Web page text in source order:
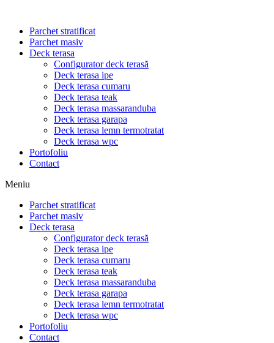
Parchet stratificat
Parchet masiv
Deck terasa
Configurator deck terasă
Deck terasa ipe
Deck terasa cumaru
Deck terasa teak
Deck terasa massaranduba
Deck terasa garapa
Deck terasa lemn termotratat
Deck terasa wpc
Portofoliu
Contact
Meniu
Parchet stratificat
Parchet masiv
Deck terasa
Configurator deck terasă
Deck terasa ipe
Deck terasa cumaru
Deck terasa teak
Deck terasa massaranduba
Deck terasa garapa
Deck terasa lemn termotratat
Deck terasa wpc
Portofoliu
Contact